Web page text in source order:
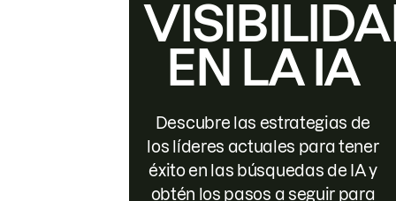
EN LA IA
Descubre las estrategias de
los líderes actuales para tener
éxito en las búsquedas de IA y
obtén los pasos a seguir para